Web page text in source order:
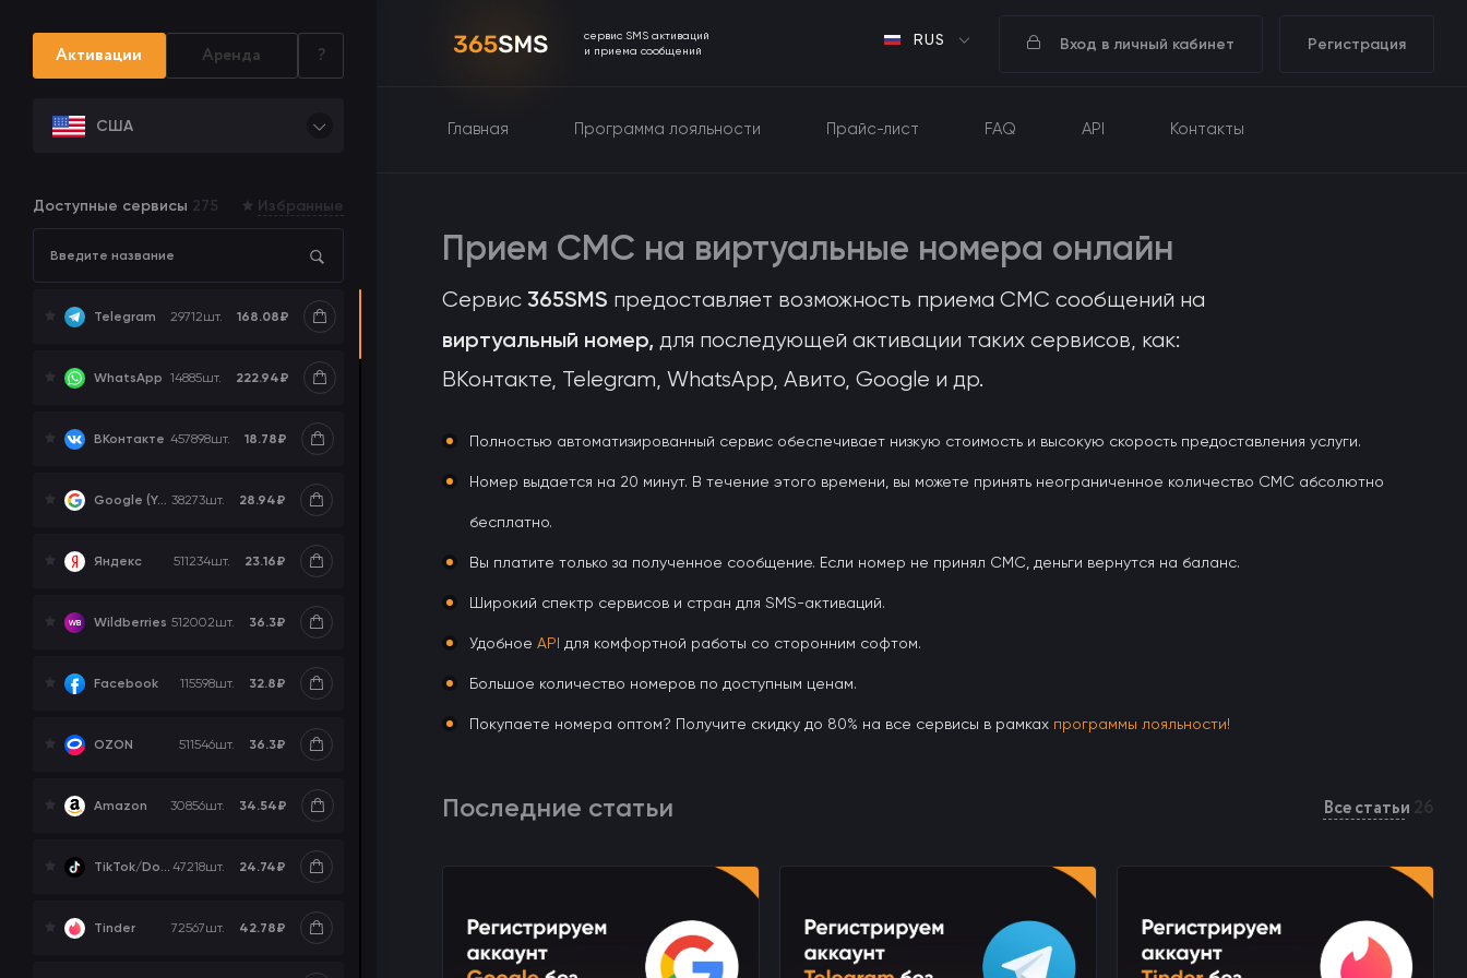
Активации Аренда ?
США
Доступные сервисы 275 Избранные
Telegram 29712шт. 168.08₽
WhatsApp 14885шт. 222.94₽
ВКонтакте 457898шт. 18.78₽
Google (YouTube, Gmail) 38273шт. 28.94₽
Яндекс 511234шт. 23.16₽
Wildberries 512002шт. 36.3₽
Facebook 115598шт. 32.8₽
OZON 511546шт. 36.3₽
Amazon 30856шт. 34.54₽
TikTok/Douyin 47218шт. 24.74₽
Tinder 72567шт. 42.78₽
сервис SMS активаций
и приема сообщений
RUS Вход в личный кабинет Регистрация
Главная Программа лояльности Прайс-лист FAQ API Контакты
Прием СМС на виртуальные номера онлайн
Сервис 365SMS предоставляет возможность приема СМС сообщений на
виртуальный номер, для последующей активации таких сервисов, как:
ВКонтакте, Telegram, WhatsApp, Авито, Google и др.
Полностью автоматизированный сервис обеспечивает низкую стоимость и высокую скорость предоставления услуги.
Номер выдается на 20 минут. В течение этого времени, вы можете принять неограниченное количество СМС абсолютно
бесплатно.
Вы платите только за полученное сообщение. Если номер не принял СМС, деньги вернутся на баланс.
Широкий спектр сервисов и стран для SMS-активаций.
Удобное API для комфортной работы со сторонним софтом.
Большое количество номеров по доступным ценам.
Покупаете номера оптом? Получите скидку до 80% на все сервисы в рамках программы лояльности!
Последние статьи Все статьи 26